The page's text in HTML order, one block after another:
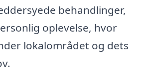
behandlinger,
oplevelse, hvor
lokalområdet og dets